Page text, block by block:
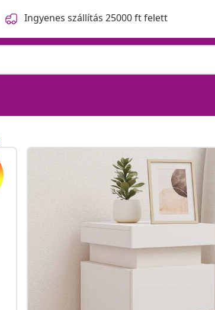
Ingyenes szállítás 25000 ft felett